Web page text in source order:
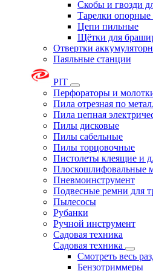
Скобы и гвозди
Тарелки
Цепи пильные
Щётки для
Отвертки
Паяльные станции
PIT
Перфораторы и
Пила отрезная по
Пила цепная
Пилы дисковые
Пилы сабельные
Пилы торцовочные
Пистолеты клеящие и
Плоскошлифовальные
Пневмоинструмент
Подвесные ремни для
Пылесосы
Рубанки
Ручной инструмент
Садовая техника
Садовая техника
Смотреть весь
Бензотриммеры